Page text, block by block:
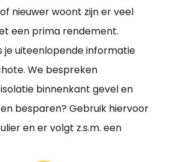
nieuwer woont zijn er veel
een prima rendement.
je uiteenlopende informatie
We bespreken
binnenkant gevel en
besparen? Gebruik hiervoor
en er volgt z.s.m. een